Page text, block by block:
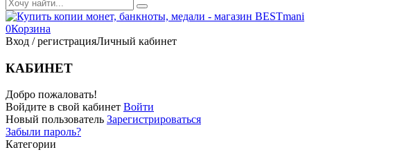
0Корзина
Вход / регистрацияЛичный кабинет
КАБИНЕТ
Добро пожаловать!
Войдите в свой кабинет Войти
Новый пользователь Зарегистрироваться
Забыли пароль?
Категории